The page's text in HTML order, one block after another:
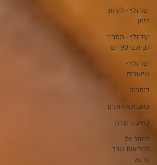
יעל זלץ - להיות
בזמן
יעל זלץ - מסביב
לבית ב- 90 יום
יעל זלץ -
שיעורים
כותבות
כתבות אודותינו
כתיבה יוצרת
לחזור אל
הבריאות שבך -
סדנא